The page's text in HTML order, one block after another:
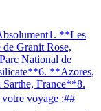
1. **Les
Granit Rose,
National de
6. **Azores,
France**8.
voyage :##